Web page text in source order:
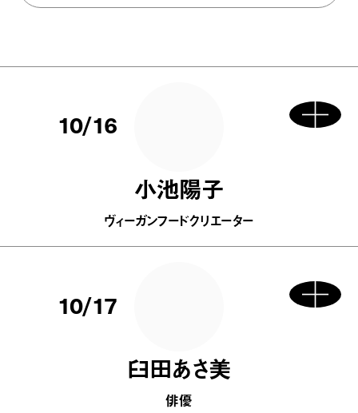
10/16
小池陽子
ヴィーガンフードクリエーター
10/17
臼田あさ美
俳優